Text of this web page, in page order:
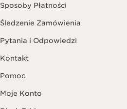
Sposoby Płatności
Śledzenie Zamówienia
Pytania i Odpowiedzi
Kontakt
Pomoc
Moje Konto